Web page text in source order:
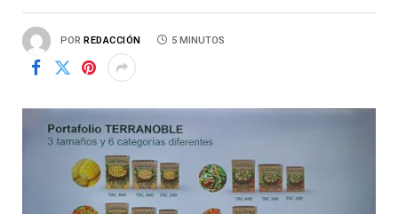
POR REDACCIÓN 5 MINUTOS